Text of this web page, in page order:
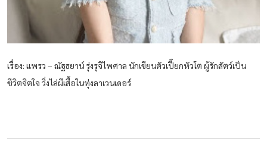
เรื่อง: แพรว – ณัฐธยาน์ รุ่งรุจิไพศาล นักเขียนตัวเปี๊ยกหัวโต ผู้รักสัตว์เป็น
ชีวิตจิตใจ วิ่งไล่ผีเสื้อในทุ่งลาเวนเดอร์